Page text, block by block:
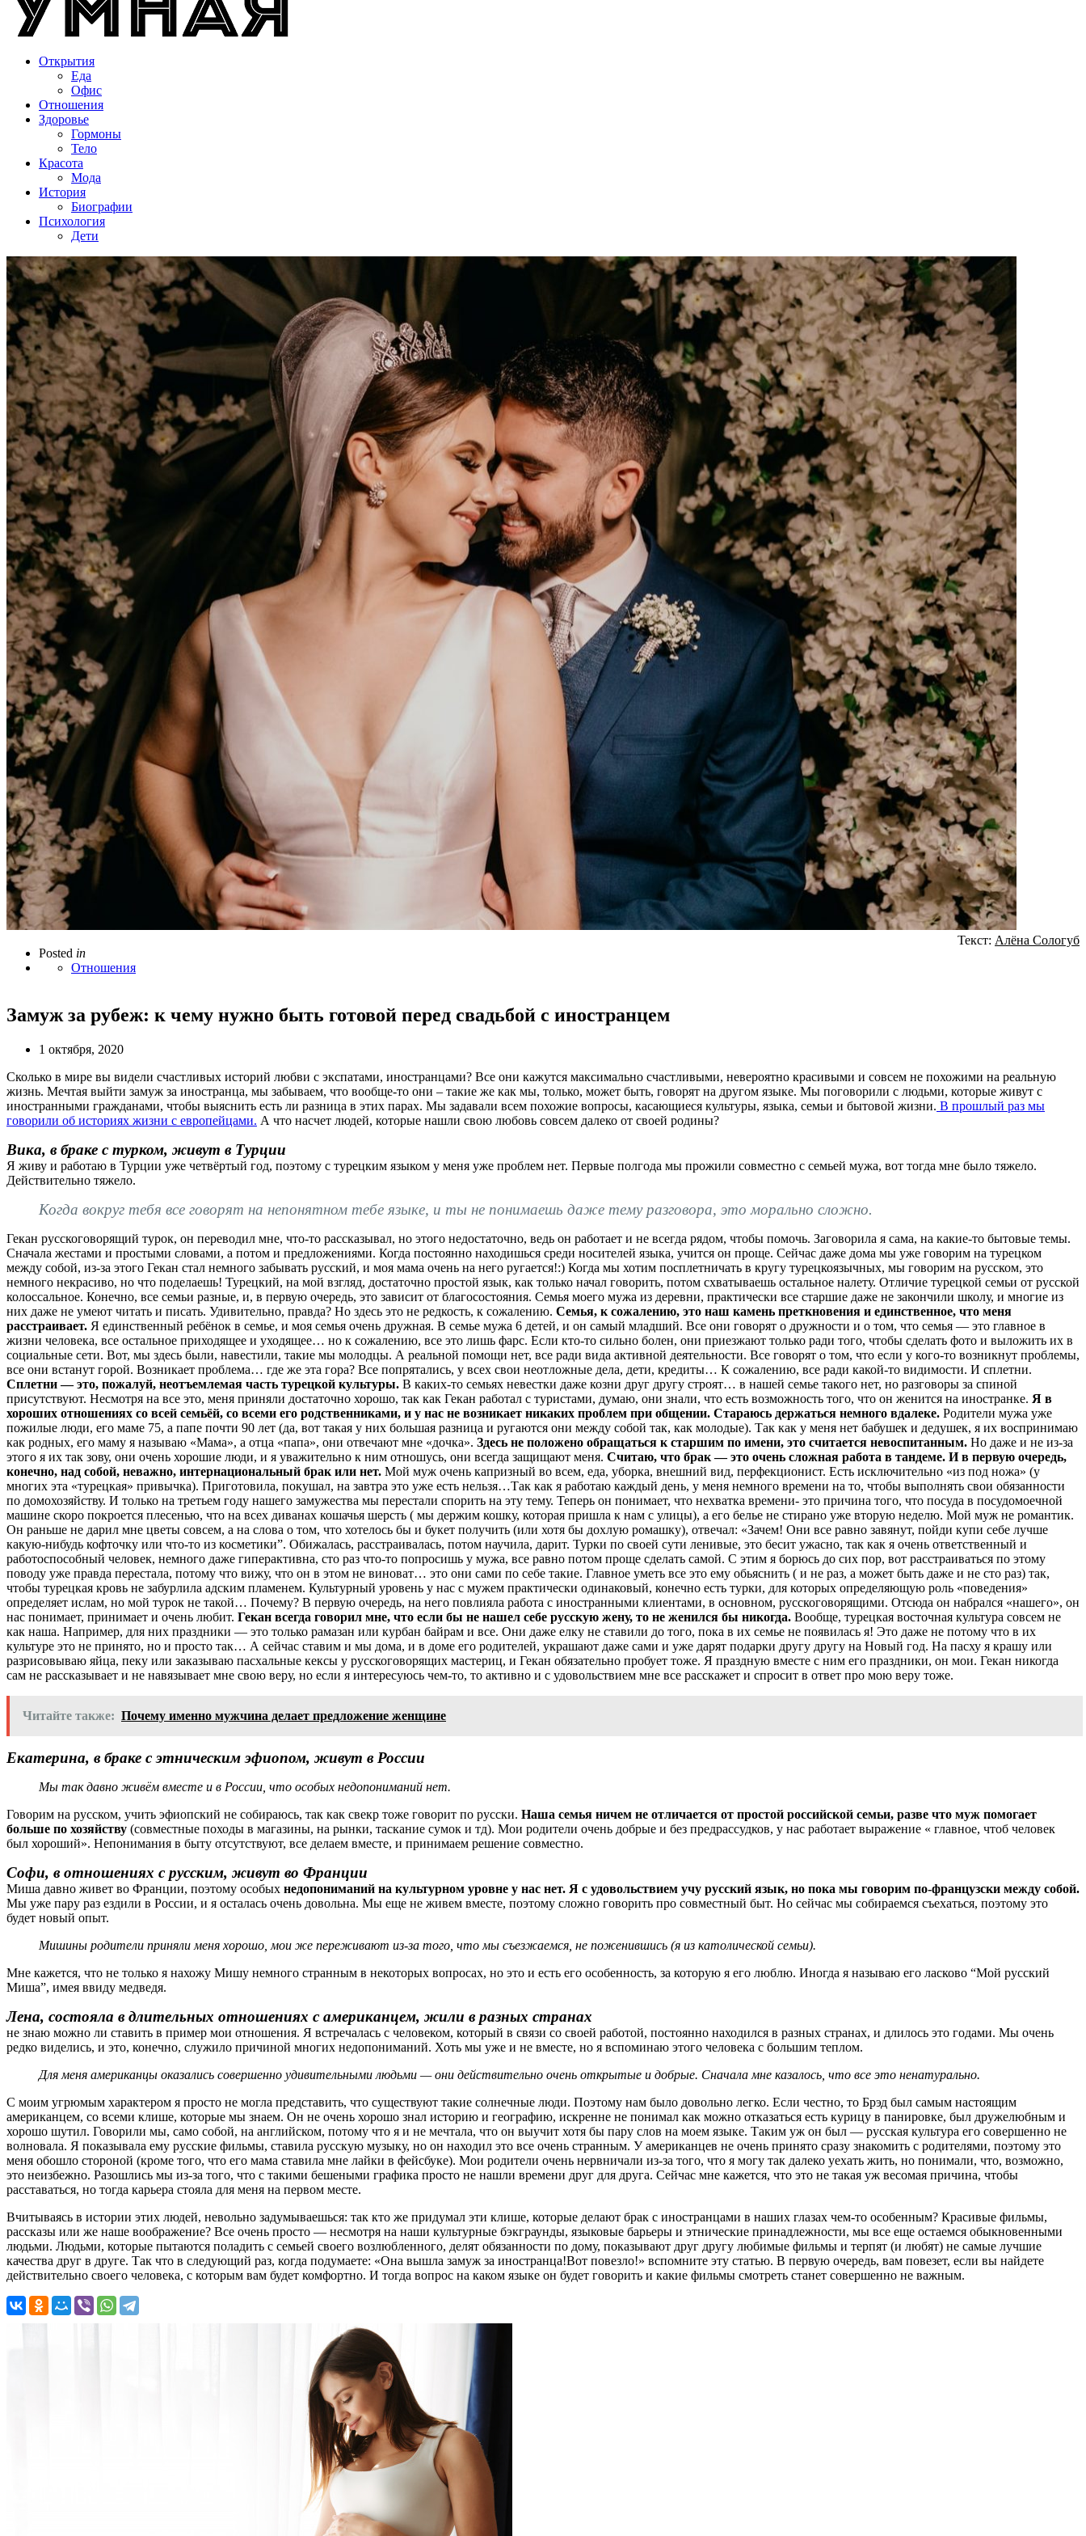
Открытия
Еда
Офис
Отношения
Здоровье
Гормоны
Тело
Красота
Мода
История
Биографии
Психология
Дети
Posted in
Отношения
Текст: Алёна Сологуб
Замуж за рубеж: к чему нужно быть готовой перед свадьбой с иностранцем
1 октября, 2020
Сколько в мире вы видели счастливых историй любви с экспатами, иностранцами? Все они кажутся максимально счастливыми, невероятно красивыми и совсем не похожими на реальную
жизнь. Мечтая выйти замуж за иностранца, мы забываем, что вообще-то они – такие же как мы, только, может быть, говорят на другом языке. Мы поговорили с людьми, которые живут с
иностранными гражданами, чтобы выяснить есть ли разница в этих парах. Мы задавали всем похожие вопросы, касающиеся культуры, языка, семьи и бытовой жизни. В прошлый раз мы
говорили об историях жизни с европейцами. А что насчет людей, которые нашли свою любовь совсем далеко от своей родины?
Вика, в браке с турком, живут в Турции
Я живу и работаю в Турции уже четвёртый год, поэтому с турецким языком у меня уже проблем нет. Первые полгода мы прожили совместно с семьей мужа, вот тогда мне было тяжело.
Действительно тяжело.
Когда вокруг тебя все говорят на непонятном тебе языке, и ты не понимаешь даже тему разговора, это морально сложно.
Гекан русскоговорящий турок, он переводил мне, что-то рассказывал, но этого недостаточно, ведь он работает и не всегда рядом, чтобы помочь. Заговорила я сама, на какие-то бытовые темы.
Сначала жестами и простыми словами, а потом и предложениями. Когда постоянно находишься среди носителей языка, учится он проще. Сейчас даже дома мы уже говорим на турецком
между собой, из-за этого Гекан стал немного забывать русский, и моя мама очень на него ругается!:) Когда мы хотим посплетничать в кругу турецкоязычных, мы говорим на русском, это
немного некрасиво, но что поделаешь! Турецкий, на мой взгляд, достаточно простой язык, как только начал говорить, потом схватываешь остальное налету. Отличие турецкой семьи от русской
колоссальное. Конечно, все семьи разные, и, в первую очередь, это зависит от благосостояния. Семья моего мужа из деревни, практически все старшие даже не закончили школу, и многие из
них даже не умеют читать и писать. Удивительно, правда? Но здесь это не редкость, к сожалению. Семья, к сожалению, это наш камень преткновения и единственное, что меня
расстраивает. Я единственный ребёнок в семье, и моя семья очень дружная. В семье мужа 6 детей, и он самый младший. Все они говорят о дружности и о том, что семья — это главное в
жизни человека, все остальное приходящее и уходящее… но к сожалению, все это лишь фарс. Если кто-то сильно болен, они приезжают только ради того, чтобы сделать фото и выложить их в
социальные сети. Вот, мы здесь были, навестили, такие мы молодцы. А реальной помощи нет, все ради вида активной деятельности. Все говорят о том, что если у кого-то возникнут проблемы,
все они встанут горой. Возникает проблема… где же эта гора? Все попрятались, у всех свои неотложные дела, дети, кредиты… К сожалению, все ради какой-то видимости. И сплетни.
Сплетни — это, пожалуй, неотъемлемая часть турецкой культуры. В каких-то семьях невестки даже козни друг другу строят… в нашей семье такого нет, но разговоры за спиной
присутствуют. Несмотря на все это, меня приняли достаточно хорошо, так как Гекан работал с туристами, думаю, они знали, что есть возможность того, что он женится на иностранке. Я в
хороших отношениях со всей семьёй, со всеми его родственниками, и у нас не возникает никаких проблем при общении. Стараюсь держаться немного вдалеке. Родители мужа уже
пожилые люди, его маме 75, а папе почти 90 лет (да, вот такая у них большая разница и ругаются они между собой так, как молодые). Так как у меня нет бабушек и дедушек, я их воспринимаю
как родных, его маму я называю «Мама», а отца «папа», они отвечают мне «дочка». Здесь не положено обращаться к старшим по имени, это считается невоспитанным. Но даже и не из-за
этого я их так зову, они очень хорошие люди, и я уважительно к ним отношусь, они всегда защищают меня. Считаю, что брак — это очень сложная работа в тандеме. И в первую очередь,
конечно, над собой, неважно, интернациональный брак или нет. Мой муж очень капризный во всем, еда, уборка, внешний вид, перфекционист. Есть исключительно «из под ножа» (у
многих эта «турецкая» привычка). Приготовила, покушал, на завтра это уже есть нельзя…Так как я работаю каждый день, у меня немного времени на то, чтобы выполнять свои обязанности
по домохозяйству. И только на третьем году нашего замужества мы перестали спорить на эту тему. Теперь он понимает, что нехватка времени- это причина того, что посуда в посудомоечной
машине скоро покроется плесенью, что на всех диванах кошачья шерсть ( мы держим кошку, которая пришла к нам с улицы), а его белье не стирано уже вторую неделю. Мой муж не романтик.
Он раньше не дарил мне цветы совсем, а на слова о том, что хотелось бы и букет получить (или хотя бы дохлую ромашку), отвечал: «Зачем! Они все равно завянут, пойди купи себе лучше
какую-нибудь кофточку или что-то из косметики”. Обижалась, расстраивалась, потом научила, дарит. Турки по своей сути ленивые, это бесит ужасно, так как я очень ответственный и
работоспособный человек, немного даже гиперактивна, сто раз что-то попросишь у мужа, все равно потом проще сделать самой. С этим я борюсь до сих пор, вот расстраиваться по этому
поводу уже правда перестала, потому что вижу, что он в этом не виноват… это они сами по себе такие. Главное уметь все это ему обьяснить ( и не раз, а может быть даже и не сто раз) так,
чтобы турецкая кровь не забурлила адским пламенем. Культурный уровень у нас с мужем практически одинаковый, конечно есть турки, для которых определяющую роль «поведения»
определяет ислам, но мой турок не такой… Почему? В первую очередь, на него повлияла работа с иностранными клиентами, в основном, русскоговорящими. Отсюда он набрался «нашего», он
нас понимает, принимает и очень любит. Гекан всегда говорил мне, что если бы не нашел себе русскую жену, то не женился бы никогда. Вообще, турецкая восточная культура совсем не
как наша. Например, для них праздники — это только рамазан или курбан байрам и все. Они даже елку не ставили до того, пока в их семье не появилась я! Это даже не потому что в их
культуре это не принято, но и просто так… А сейчас ставим и мы дома, и в доме его родителей, украшают даже сами и уже дарят подарки другу другу на Новый год. На пасху я крашу или
разрисовываю яйца, пеку или заказываю пасхальные кексы у русскоговорящих мастериц, и Гекан обязательно пробует тоже. Я праздную вместе с ним его праздники, он мои. Гекан никогда
сам не рассказывает и не навязывает мне свою веру, но если я интересуюсь чем-то, то активно и с удовольствием мне все расскажет и спросит в ответ про мою веру тоже.
Читайте также: Почему именно мужчина делает предложение женщине
Екатерина, в браке с этническим эфиопом, живут в России
Мы так давно живём вместе и в России, что особых недопониманий нет.
Говорим на русском, учить эфиопский не собираюсь, так как свекр тоже говорит по русски. Наша семья ничем не отличается от простой российской семьи, разве что муж помогает
больше по хозяйству (совместные походы в магазины, на рынки, таскание сумок и тд). Мои родители очень добрые и без предрассудков, у нас работает выражение « главное, чтоб человек
был хороший». Непонимания в быту отсутствуют, все делаем вместе, и принимаем решение совместно.
Софи, в отношениях с русским, живут во Франции
Миша давно живет во Франции, поэтому особых недопониманий на культурном уровне у нас нет. Я с удовольствием учу русский язык, но пока мы говорим по-французски между собой.
Мы уже пару раз ездили в России, и я осталась очень довольна. Мы еще не живем вместе, поэтому сложно говорить про совместный быт. Но сейчас мы собираемся съехаться, поэтому это
будет новый опыт.
Мишины родители приняли меня хорошо, мои же переживают из-за того, что мы съезжаемся, не поженившись (я из католической семьи).
Мне кажется, что не только я нахожу Мишу немного странным в некоторых вопросах, но это и есть его особенность, за которую я его люблю. Иногда я называю его ласково “Мой русский
Миша”, имея ввиду медведя.
Лена, состояла в длительных отношениях с американцем, жили в разных странах
не знаю можно ли ставить в пример мои отношения. Я встречалась с человеком, который в связи со своей работой, постоянно находился в разных странах, и длилось это годами. Мы очень
редко виделись, и это, конечно, служило причиной многих недопониманий. Хоть мы уже и не вместе, но я вспоминаю этого человека с большим теплом.
Для меня американцы оказались совершенно удивительными людьми — они действительно очень открытые и добрые. Сначала мне казалось, что все это ненатурально.
С моим угрюмым характером я просто не могла представить, что существуют такие солнечные люди. Поэтому нам было довольно легко. Если честно, то Брэд был самым настоящим
американцем, со всеми клише, которые мы знаем. Он не очень хорошо знал историю и географию, искренне не понимал как можно отказаться есть курицу в панировке, был дружелюбным и
хорошо шутил. Говорили мы, само собой, на английском, потому что я и не мечтала, что он выучит хотя бы пару слов на моем языке. Таким уж он был — русская культура его совершенно не
волновала. Я показывала ему русские фильмы, ставила русскую музыку, но он находил это все очень странным. У американцев не очень принято сразу знакомить с родителями, поэтому это
меня обошло стороной (кроме того, что его мама ставила мне лайки в фейсбуке). Мои родители очень нервничали из-за того, что я могу так далеко уехать жить, но понимали, что, возможно,
это неизбежно. Разошлись мы из-за того, что с такими бешеными графика просто не нашли времени друг для друга. Сейчас мне кажется, что это не такая уж весомая причина, чтобы
расставаться, но тогда карьера стояла для меня на первом месте.
Вчитываясь в истории этих людей, невольно задумываешься: так кто же придумал эти клише, которые делают брак с иностранцами в наших глазах чем-то особенным? Красивые фильмы,
рассказы или же наше воображение? Все очень просто — несмотря на наши культурные бэкграунды, языковые барьеры и этнические принадлежности, мы все еще остаемся обыкновенными
людьми. Людьми, которые пытаются поладить с семьей своего возлюбленного, делят обязанности по дому, показывают друг другу любимые фильмы и терпят (и любят) не самые лучшие
качества друг в друге. Так что в следующий раз, когда подумаете: «Она вышла замуж за иностранца!Вот повезло!» вспомните эту статью. В первую очередь, вам повезет, если вы найдете
действительно своего человека, с которым вам будет комфортно. И тогда вопрос на каком языке он будет говорить и какие фильмы смотреть станет совершенно не важным.